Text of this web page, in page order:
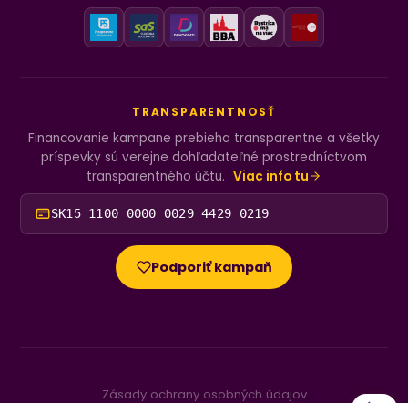
TRANSPARENTNOSŤ
Financovanie kampane prebieha transparentne a všetky
príspevky sú verejne dohľadateľné prostredníctvom
transparentného účtu. Viac info tu
SK15 1100 0000 0029 4429 0219
Podporiť kampaň
Zásady ochrany osobných údajov